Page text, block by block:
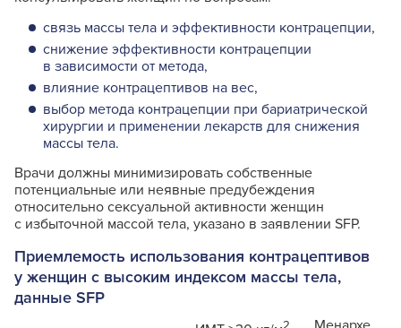
связь массы тела и эффективности контрацепции,
снижение эффективности контрацепции
в зависимости от метода,
влияние контрацептивов на вес,
выбор метода контрацепции при бариатрической
хирургии и применении лекарств для снижения
массы тела.
Врачи должны минимизировать собственные
потенциальные или неявные предубеждения
относительно сексуальной активности женщин
с избыточной массой тела, указано в заявлении SFP.
Приемлемость использования контрацептивов
у женщин с высоким индексом массы тела,
данные SFP
2